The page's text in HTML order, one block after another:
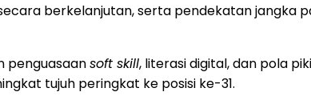
berkelanjutan, serta pendekatan jangka
penguasaansoft skill, literasi digital, dan pola
tujuh peringkat ke posisi ke-31.